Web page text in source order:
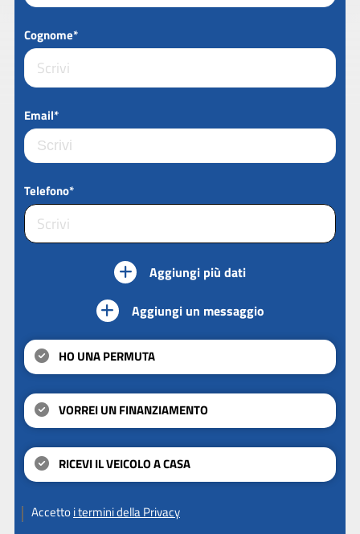
Cognome*
Email*
Telefono*
Aggiungi più dati
Aggiungi un messaggio
HO UNA PERMUTA
VORREI UN FINANZIAMENTO
RICEVI IL VEICOLO A CASA
Accettoi termini della Privacy